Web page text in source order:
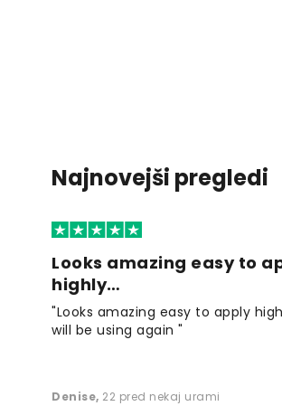
Najnovejši pregledi
Looks amazing easy to
highly…
"Looks amazing easy to apply
will be using again "
Denise, 22 pred nekaj urami